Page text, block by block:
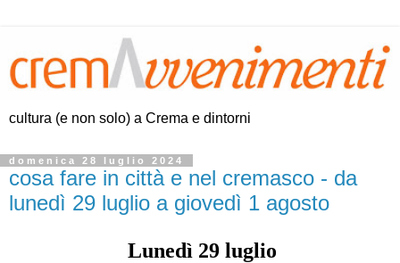
cultura (e non solo) a Crema e dintorni
domenica 28 luglio 2024
cosa fare in città e nel cremasco - da
lunedì 29 luglio a giovedì 1 agosto
Lunedì 29 luglio